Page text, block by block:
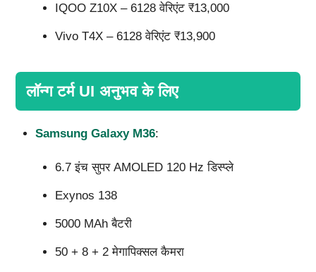
IQOO Z10X – 6128 वेरिएंट ₹13,000
Vivo T4X – 6128 वेरिएंट ₹13,900
लॉन्ग टर्म UI अनुभव के लिए
Samsung Galaxy M36:
6.7 इंच सुपर AMOLED 120 Hz डिस्प्ले
Exynos 138
5000 MAh बैटरी
50 + 8 + 2 मेगापिक्सल कैमरा